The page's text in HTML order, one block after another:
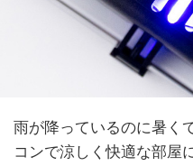
雨が降っているのに暑く
コンで涼しく快適な部屋